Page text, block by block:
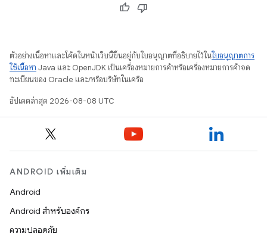
ตัวอย่างเนื้อหาและโค้ดในหน้าเว็บนี้ขึ้นอยู่กับใบอนุญาตที่อธิบายไว้ในใบอนุญาตการ
ใช้เนื้อหา Java และ OpenJDK เป็นเครื่องหมายการค้าหรือเครื่องหมายการค้าจด
ทะเบียนของ Oracle และ/หรือบริษัทในเครือ
อัปเดตล่าสุด 2026-08-08 UTC
ANDROID เพิ่มเติม
Android
Android สำหรับองค์กร
ความปลอดภัย